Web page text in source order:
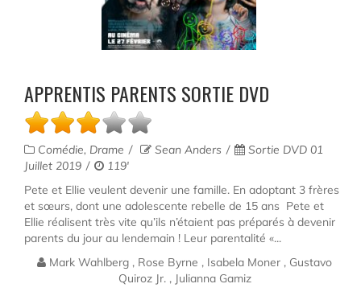
APPRENTIS PARENTS SORTIE DVD
Comédie, Drame Sean Anders
Sortie DVD 01
Juillet 2019
119'
Pete et Ellie veulent devenir une famille. En adoptant 3 frères
et sœurs, dont une adolescente rebelle de 15 ans Pete et
Ellie réalisent très vite qu’ils n’étaient pas préparés à devenir
parents du jour au lendemain ! Leur parentalité «...
Mark Wahlberg , Rose Byrne , Isabela Moner , Gustavo
Quiroz Jr. , Julianna Gamiz